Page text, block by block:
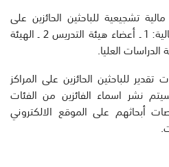
تشجيعية للباحثين الحائزين على
المراكز الثلاثة الاولى للفئات التالية: 1 ـ أعضاء هيئة التدريس 2 ـ الهيئة
للباحثين الحائزين على المراكز
نشر اسماء الفائزين من الفئات
أبحاثهم على الموقع الالكتروني